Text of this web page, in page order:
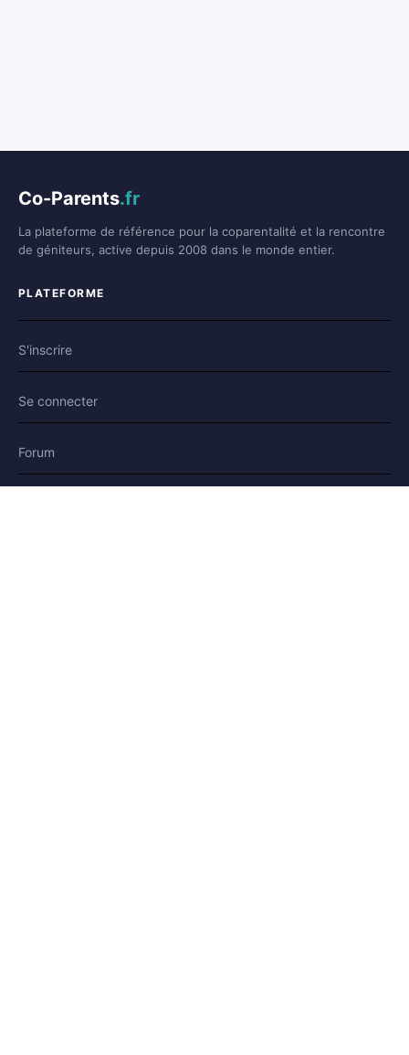
Co-Parents.fr
La plateforme de référence pour la coparentalité et la rencontre
de géniteurs, active depuis 2008 dans le monde entier.
PLATEFORME
S'inscrire
Se connecter
Forum